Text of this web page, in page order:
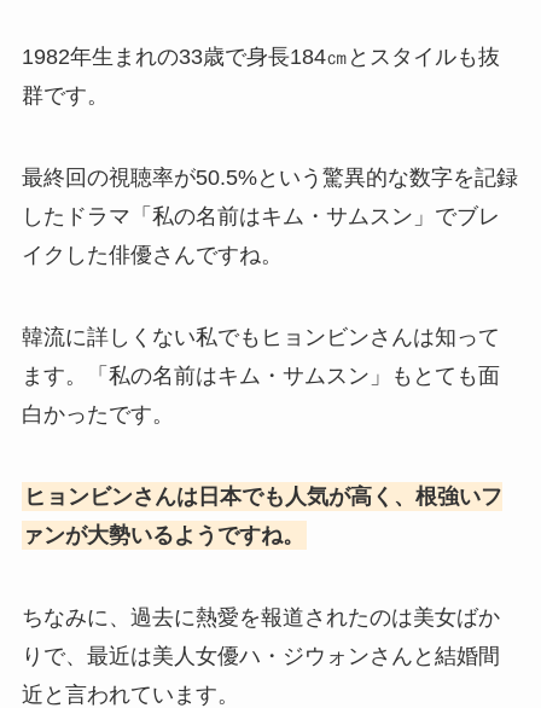
1982年生まれの33歳で身長184㎝とスタイルも抜
群です。
最終回の視聴率が50.5%という驚異的な数字を記録
したドラマ「私の名前はキム・サムスン」でブレ
イクした俳優さんですね。
韓流に詳しくない私でもヒョンビンさんは知って
ます。「私の名前はキム・サムスン」もとても面
白かったです。
ヒョンビンさんは日本でも人気が高く、根強いフ
ァンが大勢いるようですね。
ちなみに、過去に熱愛を報道されたのは美女ばか
りで、最近は美人女優ハ・ジウォンさんと結婚間
近と言われています。